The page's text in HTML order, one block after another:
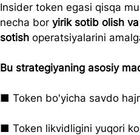
Insider token egasi qisqa
necha bor yirik sotib olish va
sotish operatsiyalarini
Bu strategiyaning asosiy
■ Token bo'yicha savdo
■ Token likvidligini yuqori